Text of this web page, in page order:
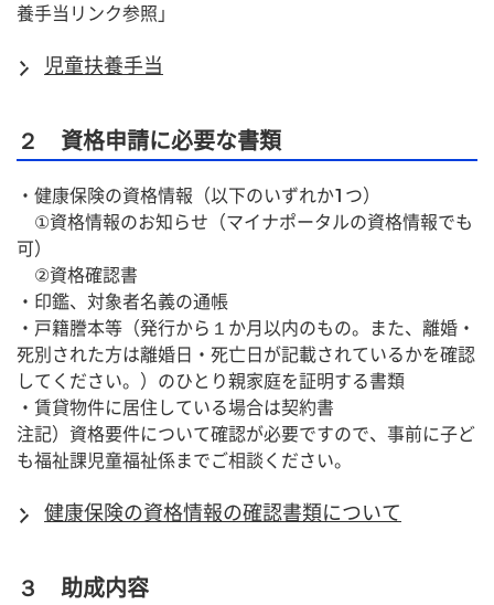
養手当リンク参照」
児童扶養手当
２ 資格申請に必要な書類
・健康保険の資格情報（以下のいずれか1つ）
①資格情報のお知らせ（マイナポータルの資格情報でも
可）
②資格確認書
・印鑑、対象者名義の通帳
・戸籍謄本等（発行から１か月以内のもの。また、離婚・
死別された方は離婚日・死亡日が記載されているかを確認
してください。）のひとり親家庭を証明する書類
・賃貸物件に居住している場合は契約書
注記）資格要件について確認が必要ですので、事前に子ど
も福祉課児童福祉係までご相談ください。
健康保険の資格情報の確認書類について
３ 助成内容